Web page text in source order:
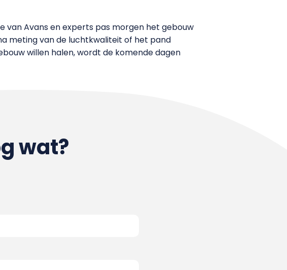
van Avans en experts pas morgen het gebouw
meting van de luchtkwaliteit of het pand
willen halen, wordt de komende dagen
wat?